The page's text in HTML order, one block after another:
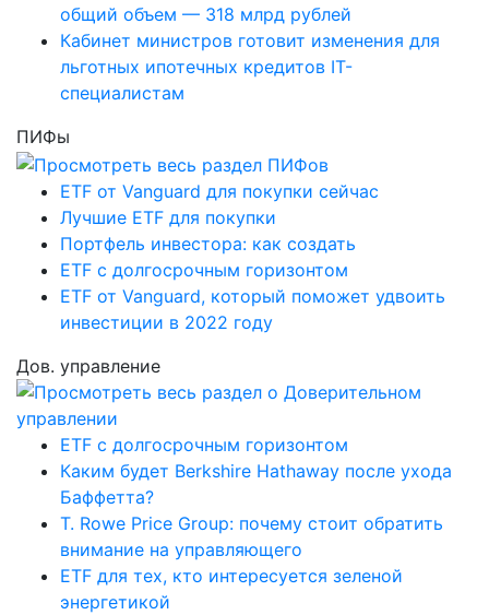
общий объем — 318 млрд рублей
Кабинет министров готовит изменения для
льготных ипотечных кредитов IT-
специалистам
ПИФы
ETF от Vanguard для покупки сейчас
Лучшие ETF для покупки
Портфель инвестора: как создать
ETF с долгосрочным горизонтом
ETF от Vanguard, который поможет удвоить
инвестиции в 2022 году
Дов. управление
ETF с долгосрочным горизонтом
Каким будет Berkshire Hathaway после ухода
Баффетта?
T. Rowe Price Group: почему стоит обратить
внимание на управляющего
ETF для тех, кто интересуется зеленой
энергетикой